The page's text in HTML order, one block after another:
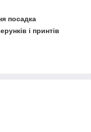
посадка
і принтів